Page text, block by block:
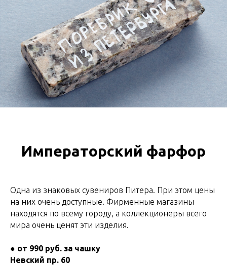
Императорский фарфор
Одна из знаковых сувениров Питера. При этом цены
на них очень доступные. Фирменные магазины
находятся по всему городу, а коллекционеры всего
мира очень ценят эти изделия.
● от 990 руб. за чашку
Невский пр. 60